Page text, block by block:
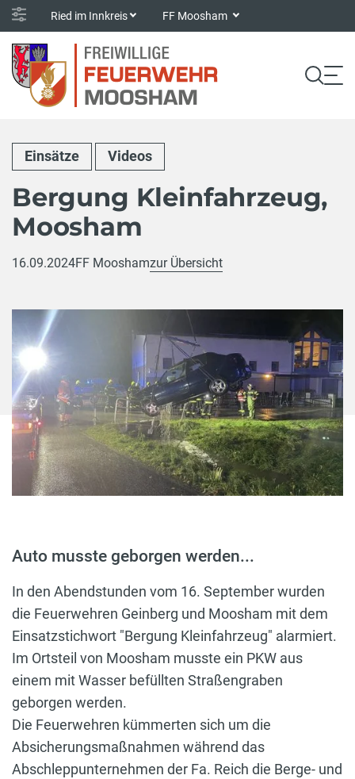
Ried im Innkreis FF Moosham
Einsätze Videos
Bergung Kleinfahrzeug,
Moosham
16.09.2024FF Mooshamzur Übersicht
Auto musste geborgen werden...
In den Abendstunden vom 16. September wurden
die Feuerwehren Geinberg und Moosham mit dem
Einsatzstichwort "Bergung Kleinfahrzeug" alarmiert.
Im Ortsteil von Moosham musste ein PKW aus
einem mit Wasser befüllten Straßengraben
geborgen werden.
Die Feuerwehren kümmerten sich um die
Absicherungsmaßnahmen während das
Abschleppunternehmen der Fa. Reich die Berge- und